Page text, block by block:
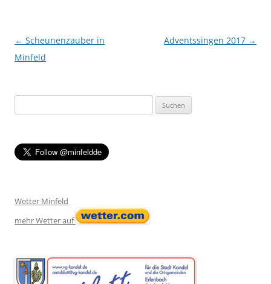
Post navigation
← Scheunenzauber in
Minfeld
Adventssingen 2017 →
nach:
Wetter Minfeld
mehr Wetter auf